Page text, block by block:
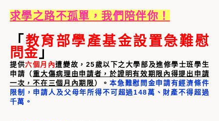
求學之路不孤單，我們陪伴你！
「 教育部學產基金設置急難慰
問金 」
提供六個月內遭變故，25歲以下之大學部及進修學士班學生
申請（重大傷病理由申請者，於證明有效期限內得提出申請
一次，不在三個月內期限）。本急難慰問金申請有經濟條件
限制，申請人及父母年所得不可超過148萬、財產不得超過
千萬。